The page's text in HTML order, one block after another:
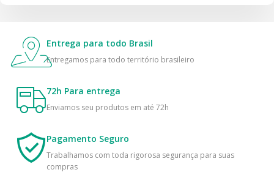
Entrega para todo Brasil
Entregamos para todo território brasileiro
72h Para entrega
Enviamos seu produtos em até 72h
Pagamento Seguro
Trabalhamos com toda rigorosa segurança para suas
compras